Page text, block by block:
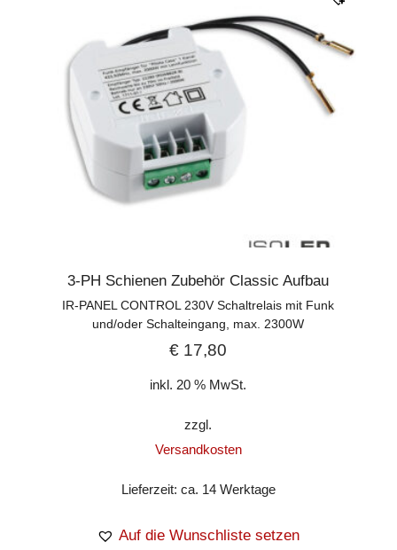
3-PH Schienen Zubehör Classic Aufbau
IR-PANEL CONTROL 230V Schaltrelais mit Funk
und/oder Schalteingang, max. 2300W
€ 17,80
inkl. 20 % MwSt.
zzgl.
Versandkosten
Lieferzeit: ca. 14 Werktage
Auf die Wunschliste setzen